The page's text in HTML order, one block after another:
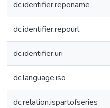
dc.identifier.reponame
dc.identifier.repourl
dc.identifier.uri
dc.language.iso
dc.relation.ispartofseries